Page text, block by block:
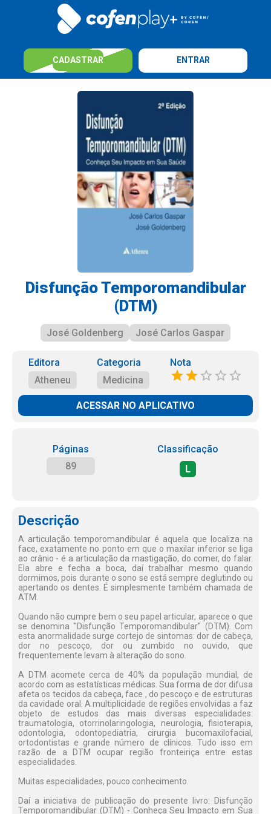
CADASTRAR ENTRAR
Disfunção Temporomandibular
(DTM)
José Goldenberg José Carlos Gaspar
Editora
Atheneu
Categoria
Medicina
Nota
ACESSAR NO APLICATIVO
Páginas
89
Classificação
L
Descrição
A articulação temporomandibular é aquela que localiza na
face, exatamente no ponto em que o maxilar inferior se liga
ao crânio - é a articulação da mastigação, do comer, do falar.
Ela abre e fecha a boca, daí trabalhar mesmo quando
dormimos, pois durante o sono se está sempre deglutindo ou
apertando os dentes. É simplesmente também chamada de
ATM.
Quando não cumpre bem o seu papel articular, aparece o que
se denomina "Disfunção Temporomandibular" (DTM). Com
esta anormalidade surge cortejo de sintomas: dor de cabeça,
dor no pescoço, dor ou zumbido no ouvido, que
frequentemente levam à alteração do sono.
A DTM acomete cerca de 40% da população mundial, de
acordo com as estatísticas médicas. Sua forma de dor difusa
afeta os tecidos da cabeça, face , do pescoço e de estruturas
da cavidade oral. A multiplicidade de regiões envolvidas a faz
objeto de estudos das mais diversas especialidades:
traumatologia, otorrinolaringologia, neurologia, fisioterapia,
odontologia, odontopediatria, cirurgia bucomaxilofacial,
ortodontistas e grande número de clínicos. Tudo isso em
razão de a DTM ocupar região fronteiriça entre estas
especialidades.
Muitas especialidades, pouco conhecimento.
Daí a iniciativa de publicação do presente livro: Disfunção
Temporomandibular (DTM) - Conheça Seu Impacto em Sua